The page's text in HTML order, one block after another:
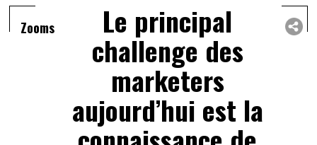
Zooms Le principal
challenge des
marketers
aujourd’hui est la